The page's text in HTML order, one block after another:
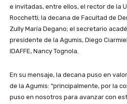
e invitadas, entre ellos, el rector de la
Rocchetti; la decana de Facultad de
Zully María Degano; el secretario
presidente de la Agumis, Diego
IDAFFE, Nancy Tognola.
En su mensaje, la decana puso en
de la Agumis: “principalmente, por la
puso en nosotros para avanzar con